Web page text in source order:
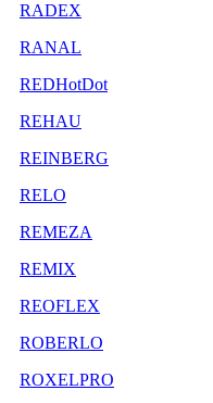
RADEX
RANAL
REDHotDot
REHAU
REINBERG
RELO
REMEZA
REMIX
REOFLEX
ROBERLO
ROXELPRO